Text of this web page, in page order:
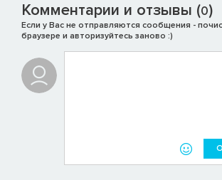
Комментарии и отзывы (0)
Если у Вас не отправляются сообщения -
браузере и авторизуйтесь заново :)